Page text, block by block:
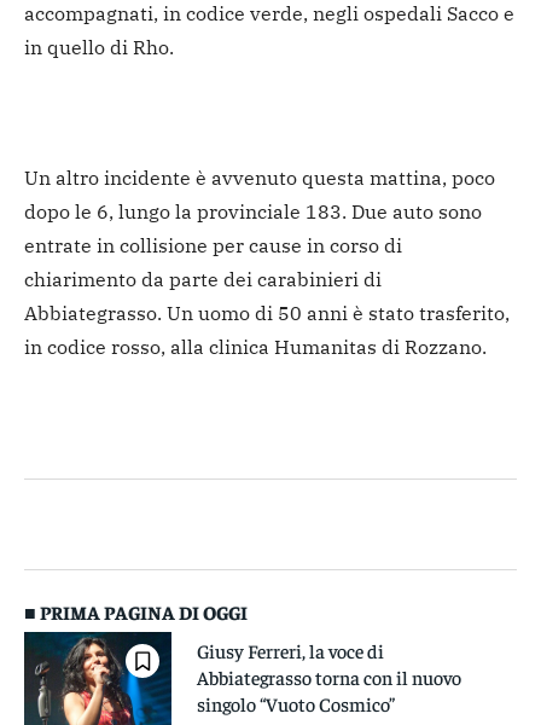
accompagnati, in codice verde, negli ospedali Sacco e
in quello di Rho.
Un altro incidente è avvenuto questa mattina, poco
dopo le 6, lungo la provinciale 183. Due auto sono
entrate in collisione per cause in corso di
chiarimento da parte dei carabinieri di
Abbiategrasso. Un uomo di 50 anni è stato trasferito,
in codice rosso, alla clinica Humanitas di Rozzano.
■ PRIMA PAGINA DI OGGI
Giusy Ferreri, la voce di
Abbiategrasso torna con il nuovo
singolo “Vuoto Cosmico”